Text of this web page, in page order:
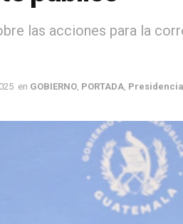
las acciones para la
en GOBIERNO PORTADA Presidencia